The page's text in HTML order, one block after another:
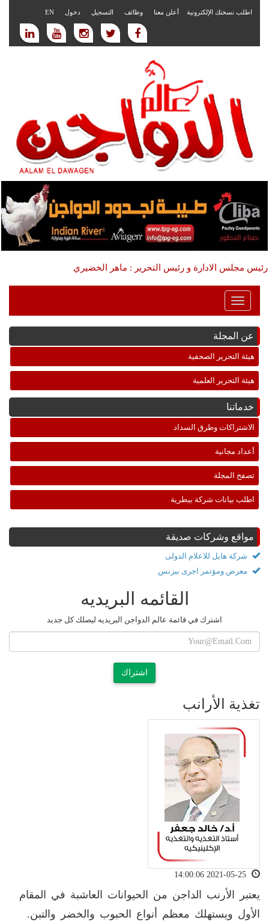
اطلب نسختك الإلكترونية أعلن معنا وظائف التسجيل دخول EN
رئيس مجلس الادارة و رئيس التحرير : ماهر الخضيري
Toggle
Navigation
عن المجلة
هيئة التحرير الصحفية
هيئة التحرير العلمية
خدماتنا
الاشتراكات وطرق السداد
أعداد مجانية
تصفح المجلة
اطلب بيانات شركة بيطرية
مواقع وشركات صديقة
شركة هايل للاعلام الدولى
معرض ومؤتمر اجرى بيزنس
القائمه البريديه
اشترك في قائمة عالم الدواجن البريديه ليصلك كل جديد
اشتراك
تغذية الأرانب
يعتبر الأرنب الداجن من الحيوانات العاشبة في المقام
الأول ويستهلك معظم أنواع الحبوب والخضر والتبن.